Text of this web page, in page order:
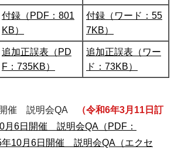
付録（PDF：801
KB）
付録（ワード：55
7KB）
追加正誤表（PD
F：735KB）
追加正誤表（ワー
ド：73KB）
開催 説明会QA
（令和6年3月11日訂
月6日開催 説明会QA（PDF：
年10月6日開催 説明会QA（エクセ